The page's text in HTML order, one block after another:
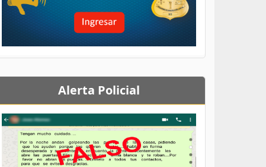
Alerta Policial